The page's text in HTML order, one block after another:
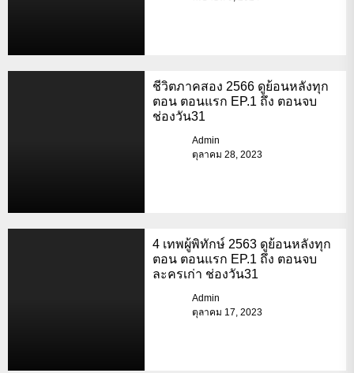
ชีวิตภาคสอง 2566 ดูย้อนหลังทุก
ตอน ตอนแรก EP.1 ถึง ตอนจบ
ช่องวัน31
Admin
ตุลาคม 28, 2023
4 เทพผู้พิทักษ์ 2563 ดูย้อนหลังทุก
ตอน ตอนแรก EP.1 ถึง ตอนจบ
ละครเก่า ช่องวัน31
Admin
ตุลาคม 17, 2023